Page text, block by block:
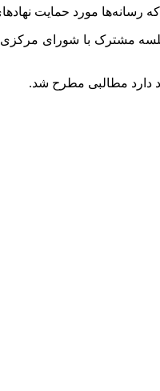
رسانه‌ها مورد حمایت
مشترک با شورای
دارد مطالبی مطرح شد.